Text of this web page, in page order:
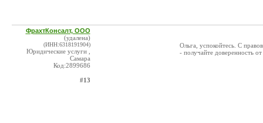
ФрахтКонсалт, ООО
(удалена)
(ИНН:6318191904)
Юридические услуги ,
Самара
Код:2899686
#13
Ольга, успокойтесь. С
- получайте доверенность